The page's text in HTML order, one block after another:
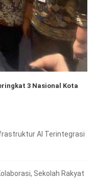
3 Nasional Kota
AI Terintegrasi
Sekolah Rakyat